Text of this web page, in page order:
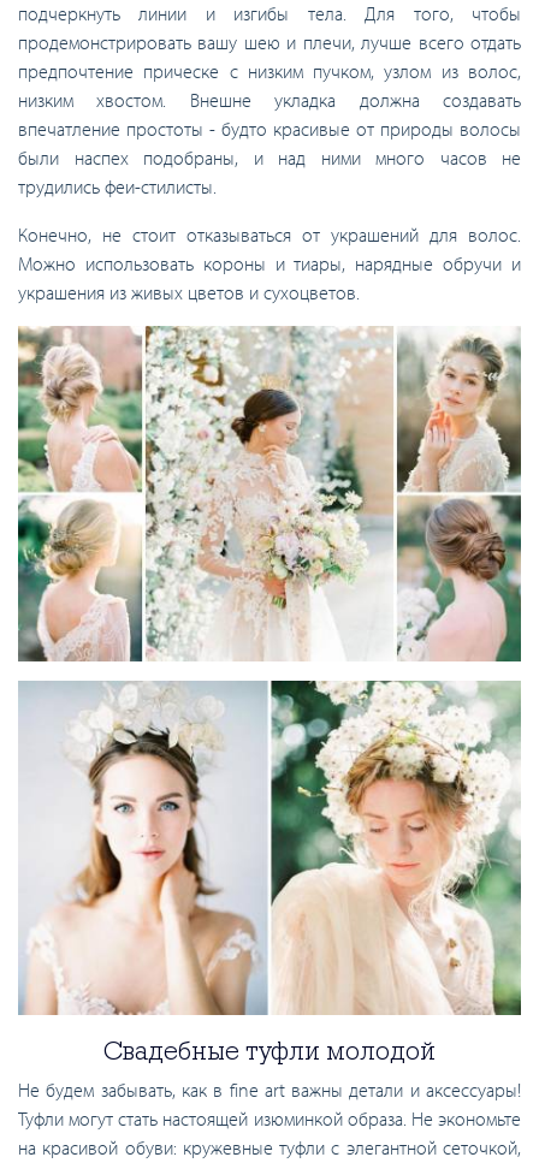
подчеркнуть линии и изгибы тела. Для того, чтобы
продемонстрировать вашу шею и плечи, лучше всего отдать
предпочтение прическе с низким пучком, узлом из волос,
низким хвостом. Внешне укладка должна создавать
впечатление простоты - будто красивые от природы волосы
были наспех подобраны, и над ними много часов не
трудились феи-стилисты.
Конечно, не стоит отказываться от украшений для волос.
Можно использовать короны и тиары, нарядные обручи и
украшения из живых цветов и сухоцветов.
Свадебные туфли молодой
Не будем забывать, как в fine art важны детали и аксессуары!
Туфли могут стать настоящей изюминкой образа. Не экономьте
на красивой обуви: кружевные туфли с элегантной сеточкой,